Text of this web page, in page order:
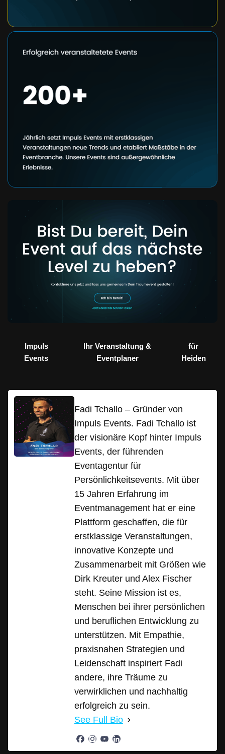
Impuls
Events
Ihr Veranstaltung &
Eventplaner
für
Heiden
Fadi Tchallo – Gründer von
Impuls Events. Fadi Tchallo ist
der visionäre Kopf hinter Impuls
Events, der führenden
Eventagentur für
Persönlichkeitsevents. Mit über
15 Jahren Erfahrung im
Eventmanagement hat er eine
Plattform geschaffen, die für
erstklassige Veranstaltungen,
innovative Konzepte und
Zusammenarbeit mit Größen wie
Dirk Kreuter und Alex Fischer
steht. Seine Mission ist es,
Menschen bei ihrer persönlichen
und beruflichen Entwicklung zu
unterstützen. Mit Empathie,
praxisnahen Strategien und
Leidenschaft inspiriert Fadi
andere, ihre Träume zu
verwirklichen und nachhaltig
erfolgreich zu sein.
See Full Bio